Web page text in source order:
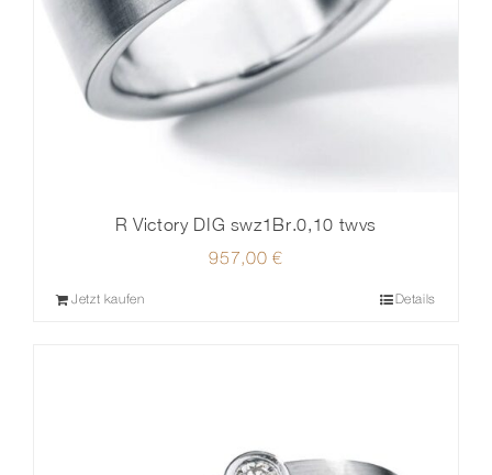
R Victory DIG swz1Br.0,10 twvs
957,00 €
Jetzt kaufen Details